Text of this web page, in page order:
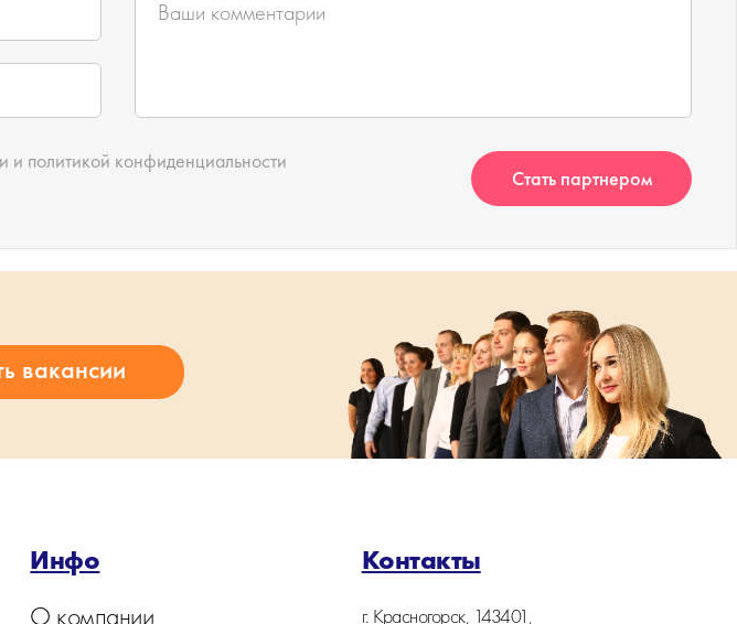
и политикой конфиденциальности
Инфо
О компании
Контакты
г. Красногорск, 143401,